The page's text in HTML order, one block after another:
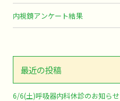
内視鏡アンケート結果
最近の投稿
6/6(土)呼吸器内科休診のお知らせ